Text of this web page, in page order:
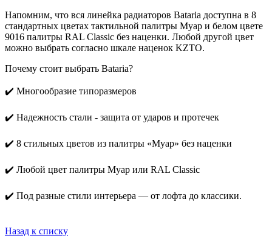
Напомним, что вся линейка радиаторов Bataria доступна в 8
стандартных цветах тактильной палитры Муар и белом цвете
9016 палитры RAL Classic без наценки. Любой другой цвет
можно выбрать согласно шкале наценок KZTO.
Почему стоит выбрать Bataria?
✔️ Многообразие типоразмеров
✔️ Надежность стали - защита от ударов и протечек
✔️ 8 стильных цветов из палитры «Муар» без наценки
✔️ Любой цвет палитры Муар или RAL Classic
✔️ Под разные стили интерьера — от лофта до классики.
Назад к списку